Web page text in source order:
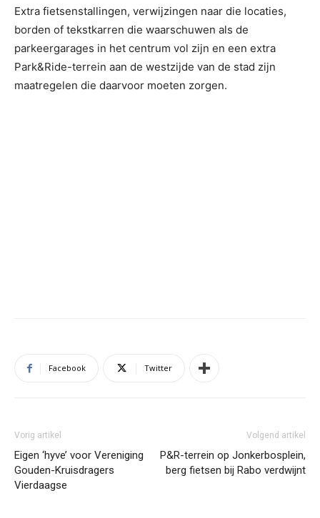
Extra fietsenstallingen, verwijzingen naar die locaties,
borden of tekstkarren die waarschuwen als de
parkeergarages in het centrum vol zijn en een extra
Park&Ride-terrein aan de westzijde van de stad zijn
maatregelen die daarvoor moeten zorgen.
Facebook Twitter
Vorig artikel
Eigen ‘hyve’ voor Vereniging
Gouden-Kruisdragers
Vierdaagse
Volgend artikel
P&R-terrein op Jonkerbosplein,
berg fietsen bij Rabo verdwijnt